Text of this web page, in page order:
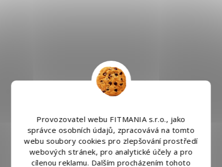
Provozovatel webu FITMANIA s.r.o., jako
správce osobních údajů, zpracovává na tomto
webu soubory cookies pro zlepšování prostředí
webových stránek, pro analytické účely a pro
cílenou reklamu. Dalším procházením tohoto
Gymnastická matrace šedá 195/85/5 CM -
REHABILITAČNÍ
Dodáme do 5 - 7 dní